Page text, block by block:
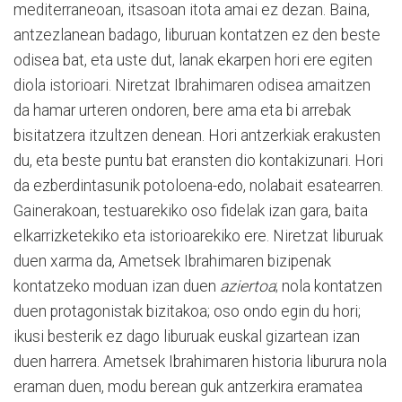
mediterraneoan, itsasoan itota amai ez dezan. Baina,
antzezlanean badago, liburuan kontatzen ez den beste
odisea bat, eta uste dut, lanak ekarpen hori ere egiten
diola istorioari. Niretzat Ibrahimaren odisea amaitzen
da hamar urteren ondoren, bere ama eta bi arrebak
bisitatzera itzultzen denean. Hori antzerkiak erakusten
du, eta beste puntu bat eransten dio kontakizunari. Hori
da ezberdintasunik potoloena-edo, nolabait esatearren.
Gainerakoan, testuarekiko oso fidelak izan gara, baita
elkarrizketekiko eta istorioarekiko ere. Niretzat liburuak
duen xarma da, Ametsek Ibrahimaren bizipenak
kontatzeko moduan izan duen aziertoa; nola kontatzen
duen protagonistak bizitakoa; oso ondo egin du hori;
ikusi besterik ez dago liburuak euskal gizartean izan
duen harrera. Ametsek Ibrahimaren historia liburura nola
eraman duen, modu berean guk antzerkira eramatea